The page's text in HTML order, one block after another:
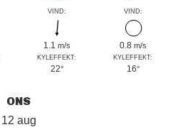
VIND:
1.1 m/s
KYLEFFEKT:
22°
VIND:
0.8 m/s
KYLEFFEKT:
16°
ONS
12 aug